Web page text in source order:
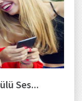
Ses...